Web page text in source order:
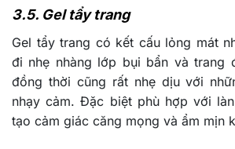
3.5. Gel tẩy trang
Gel tẩy trang có kết cấu lỏng mát
đi nhẹ nhàng lớp bụi bẩn và trang
đồng thời cũng rất nhẹ dịu với
nhạy cảm. Đặc biệt phù hợp với
tạo cảm giác căng mọng và ẩm mịn